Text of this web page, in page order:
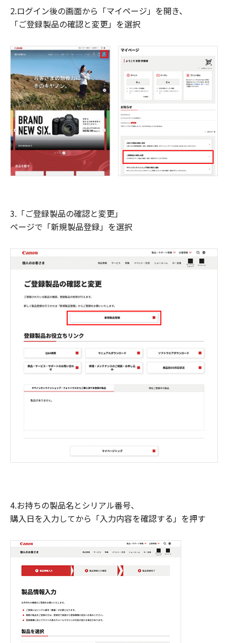
2.ログイン後の画面から「マイページ」を開き、
「ご登録製品の確認と変更」を選択
3.「ご登録製品の確認と変更」
ページで「新規製品登録」を選択
4.お持ちの製品名とシリアル番号、
購入日を入力してから「入力内容を確認する」を押す